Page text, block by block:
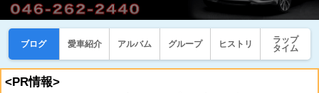
ブログ 愛車紹介 アルバム グループ ヒストリ
ラップ
タイム
<PR情報>